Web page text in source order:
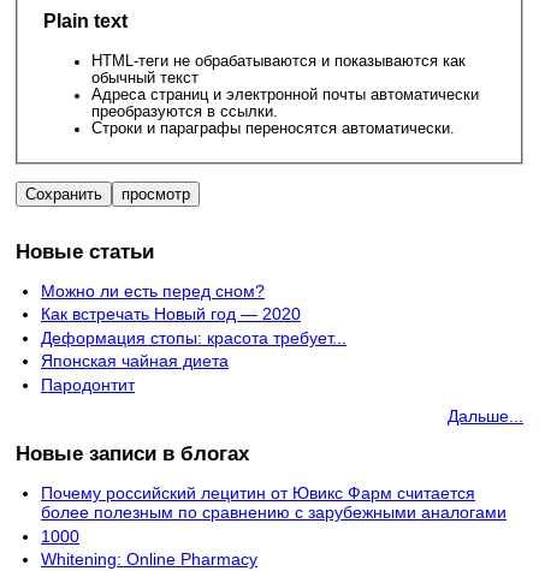
Plain text
HTML-теги не обрабатываются и показываются как
обычный текст
Адреса страниц и электронной почты автоматически
преобразуются в ссылки.
Строки и параграфы переносятся автоматически.
Новые статьи
Можно ли есть перед сном?
Как встречать Новый год — 2020
Деформация стопы: красота требует...
Японская чайная диета
Пародонтит
Дальше...
Новые записи в блогах
Почему российский лецитин от Ювикс Фарм считается
более полезным по сравнению с зарубежными аналогами
1000
Whitening: Online Pharmacy